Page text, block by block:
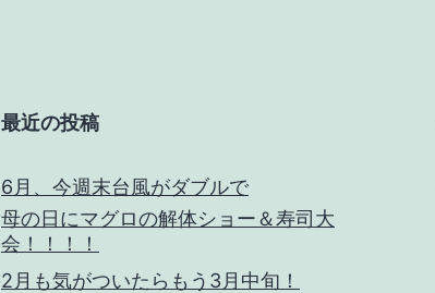
最近の投稿
6月、今週末台風がダブルで
母の日にマグロの解体ショー＆寿司大
会！！！！
2月も気がついたらもう3月中旬！